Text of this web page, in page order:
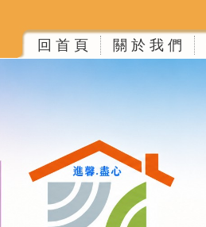
回 首 頁 關 於 我 們